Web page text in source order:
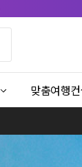
맞춤여행